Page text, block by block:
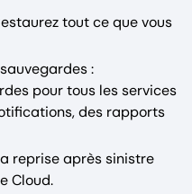
tout ce que vous
:
pour tous les services
des rapports
reprise après sinistre
Cloud.